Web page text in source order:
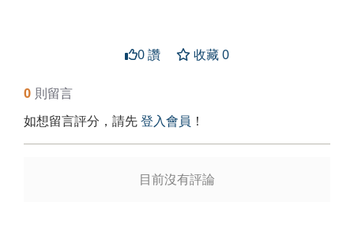
0 讚 收藏 0
0 則留言
如想留言評分，請先登入會員 ！
目前沒有評論